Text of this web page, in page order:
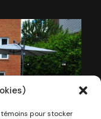
pour stocker